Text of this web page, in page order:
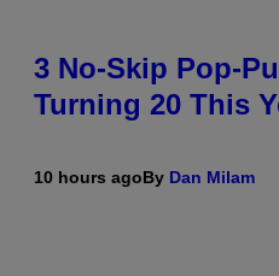
3 No-Skip Pop-
Turning 20 This
10 hours agoBy Dan Milam